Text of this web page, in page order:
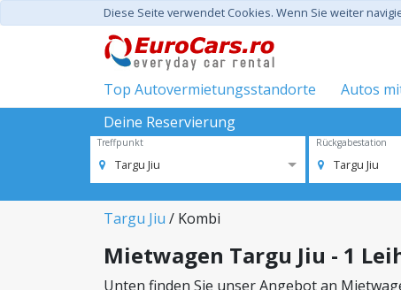
Diese Seite verwendet Cookies. Wenn Sie weiter
Top Autovermietungsstandorte Autos
Deine Reservierung
Treffpunkt
Targu Jiu
Rückgabestation
Targu Jiu
Targu Jiu / Kombi
Mietwagen Targu Jiu - 1
Unten finden Sie unser Angebot an